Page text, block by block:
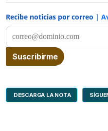
Recibe noticias por correo |
DESCARGA LA NOTA